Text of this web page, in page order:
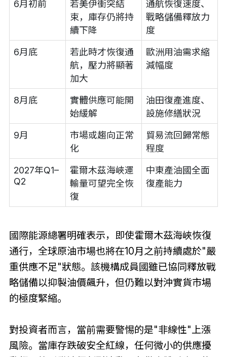
6月初前
若美伊衝突結
束，庫存仍將持
續下降
通航恢復速度、
戰略儲備釋放力
度
6月底
若此時才恢復通
航，壓力將顯著
加大
歐洲用油需求縮
減幅度
8月底
實體供應可能開
始緩解
油田復產進度、
設施修繕狀況
9月
市場或趨向正常
化
貿易流回歸常態
程度
2027年Q1–
Q2
霍爾木茲海峽運
輸量可望完全恢
復
中東產油國全面
復產能力
國際能源總署明確表示，即使霍爾木茲海峽恢復
通行，全球原油市場也將在10月之前持續處於"嚴
重供應不足"狀態。該機構成員國雖已協同釋放戰
略儲備以抑製油價飆升，但仍難以對沖實貨市場
的極度緊縮。
對投資者而言，當前需要警惕的是"非線性"上漲
風險。當庫存跌破安全紅線，任何微小的供應擾